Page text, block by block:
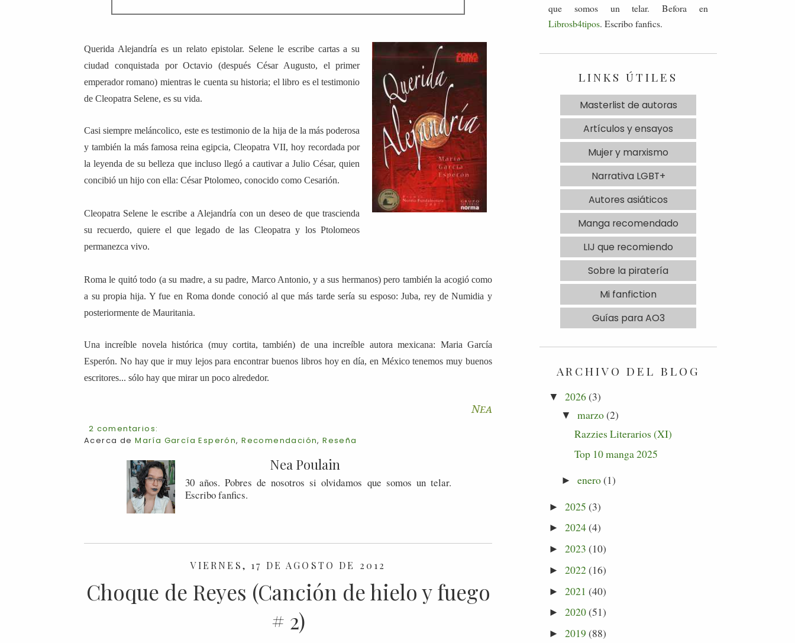
Querida Alejandría es un relato epistolar. Selene le escribe cartas a su
ciudad conquistada por Octavio (después César Augusto, el primer
emperador romano) mientras le cuenta su historia; el libro es el testimonio
de Cleopatra Selene, es su vida.
Casi siempre meláncolico, este es testimonio de la hija de la más poderosa
y también la más famosa reina egipcia, Cleopatra VII, hoy recordada por
la leyenda de su belleza que incluso llegó a cautivar a Julio César, quien
concibió un hijo con ella: César Ptolomeo, conocido como Cesarión.
Cleopatra Selene le escribe a Alejandría con un deseo de que trascienda
su recuerdo, quiere el que legado de las Cleopatra y los Ptolomeos
permanezca vivo.
Roma le quitó todo (a su madre, a su padre, Marco Antonio, y a sus hermanos) pero también la acogió como
a su propia hija. Y fue en Roma donde conoció al que más tarde sería su esposo: Juba, rey de Numidia y
posteriormente de Mauritania.
Una increíble novela histórica (muy cortita, también) de una increíble autora mexicana: Maria García
Esperón. No hay que ir muy lejos para encontrar buenos libros hoy en día, en México tenemos muy buenos
escritores... sólo hay que mirar un poco alrededor.
Nea
2 comentarios:
Acerca deMaría García Esperón,Recomendación,Reseña
Nea Poulain
30 años. Pobres de nosotros si olvidamos que somos un telar.
Escribo fanfics.
VIERNES, 17 DE AGOSTO DE 2012
Choque de Reyes (Canción de hielo y fuego
# 2)
que somos un telar. Befora en
Librosb4tipos. Escribo fanfics.
LINKS ÚTILES
Masterlist de autoras
Artículos y ensayos
Mujer y marxismo
Narrativa LGBT+
Autores asiáticos
Manga recomendado
LIJ que recomiendo
Sobre la piratería
Mi fanfiction
Guías para AO3
ARCHIVO DEL BLOG
▼ 2026(3)
▼ marzo(2)
Razzies Literarios (XI)
Top 10 manga 2025
►enero(1)
► 2025 (3)
► 2024(4)
► 2023 (10)
► 2022(16)
► 2021 (40)
► 2020(51)
► 2019 (88)